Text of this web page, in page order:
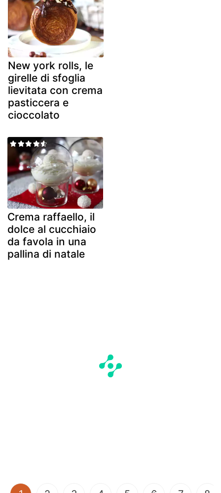
New york rolls, le
girelle di sfoglia
lievitata con crema
pasticcera e
cioccolato
Crema raffaello, il
dolce al cucchiaio
da favola in una
pallina di natale